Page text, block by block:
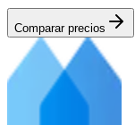
Comparar precios